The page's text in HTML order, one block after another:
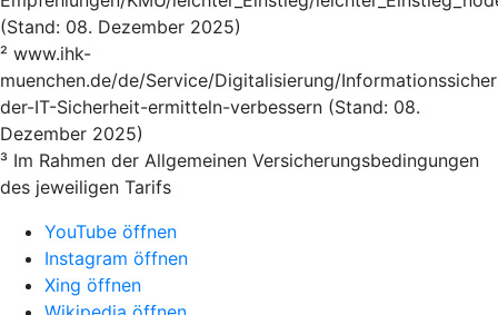
(Stand: 08. Dezember 2025)
² www.ihk-
muenchen.de/de/Service/Digitalisierung/
der-IT-Sicherheit-ermitteln-verbessern (Stand: 08.
Dezember 2025)
³ Im Rahmen der Allgemeinen Versicherungsbedingungen
des jeweiligen Tarifs
YouTube öffnen
Instagram öffnen
Xing öffnen